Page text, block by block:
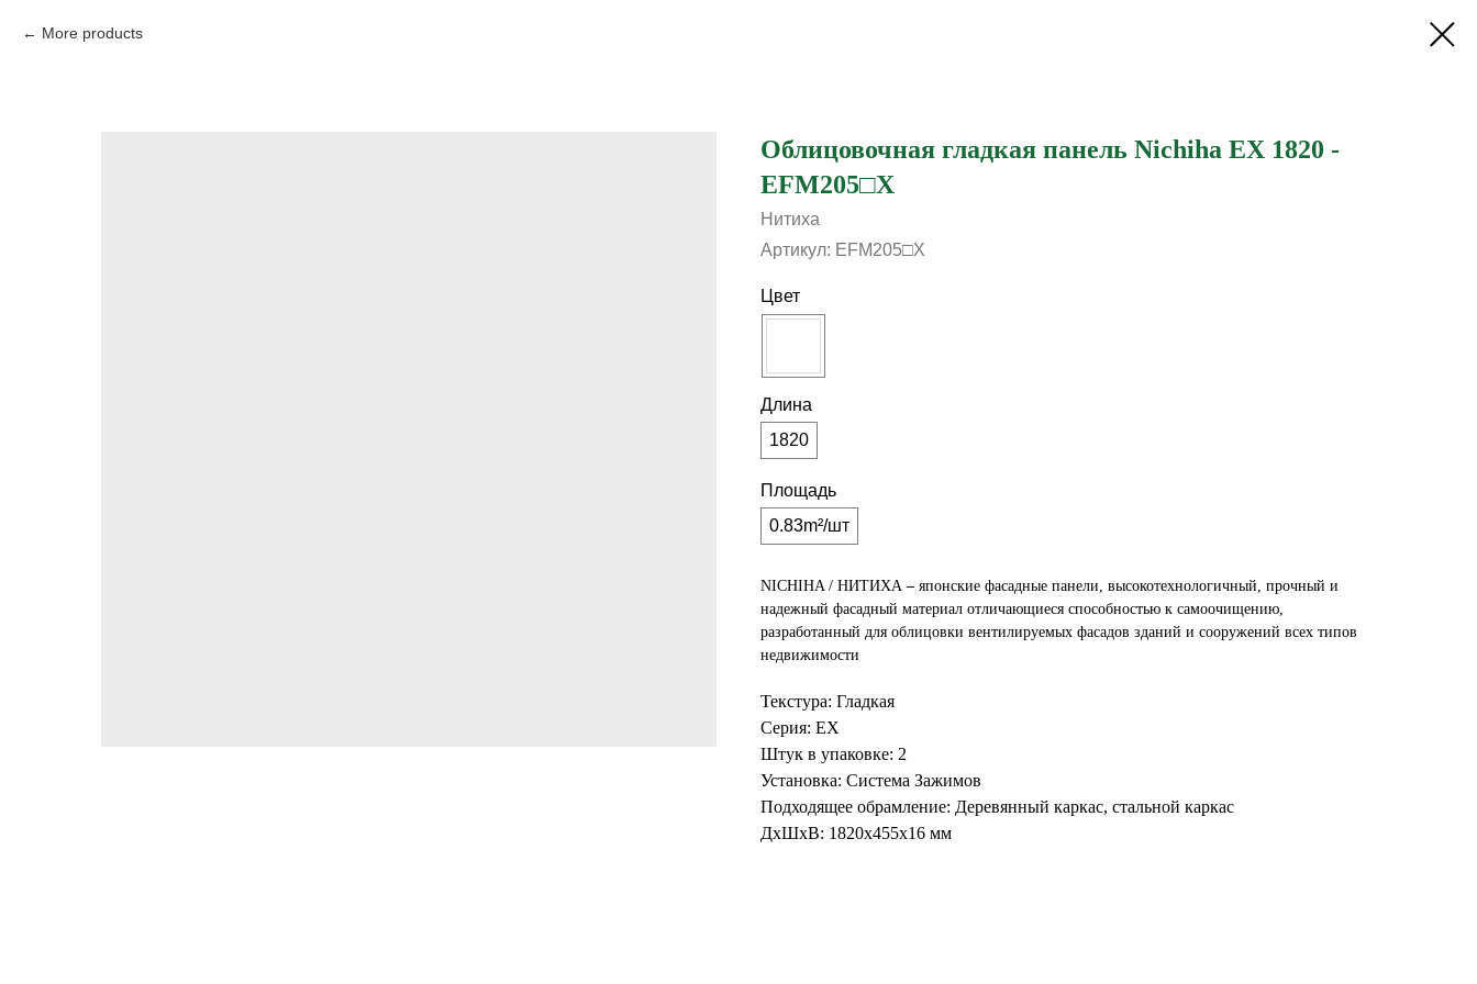
More products
Облицовочная гладкая панель Nichiha EX 1820 -
EFM205□X
Нитиха
Артикул: EFM205□X
Цвет
Длина
1820
Площадь
0.83m²/шт
NICHIHA / НИТИХА – японские фасадные панели, высокотехнологичный, прочный и
надежный фасадный материал отличающиеся способностью к самоочищению,
разработанный для облицовки вентилируемых фасадов зданий и сооружений всех типов
недвижимости
Текстура: Гладкая
Серия: EX
Штук в упаковке: 2
Установка: Система Зажимов
Подходящее обрамление: Деревянный каркас, стальной каркас
ДxШxВ: 1820x455x16 мм